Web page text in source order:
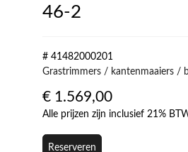
46-2
# 41482000201
Grastrimmers / kantenmaaiers /
€ 1.569,00
Alle prijzen zijn inclusief 21%
Reserveren